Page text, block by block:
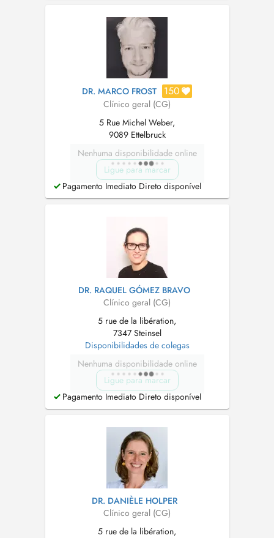
DR. MARCO FROST 150
Clínico geral (CG)
5 Rue Michel Weber,
9089 Ettelbruck
Nenhuma disponibilidade online
Ligue para marcar
Pagamento Imediato Direto disponível
DR. RAQUEL GÓMEZ BRAVO
Clínico geral (CG)
5 rue de la libération,
7347 Steinsel
Disponibilidades de colegas
Nenhuma disponibilidade online
Ligue para marcar
Pagamento Imediato Direto disponível
DR. DANIÈLE HOLPER
Clínico geral (CG)
5 rue de la libération,